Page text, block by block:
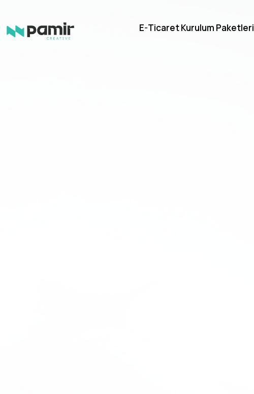
E-Ticaret Kurulum Paketleri